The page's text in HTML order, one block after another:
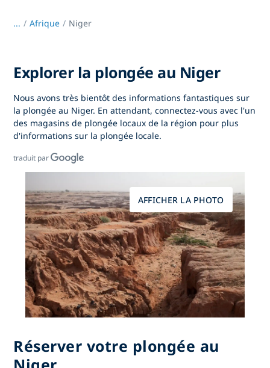
... / Afrique Niger
Explorer la plongée au Niger
Nous avons très bientôt des informations fantastiques sur
la plongée au Niger. En attendant, connectez-vous avec l'un
des magasins de plongée locaux de la région pour plus
d'informations sur la plongée locale.
traduit par
AFFICHER LA PHOTO
Réserver votre plongée au